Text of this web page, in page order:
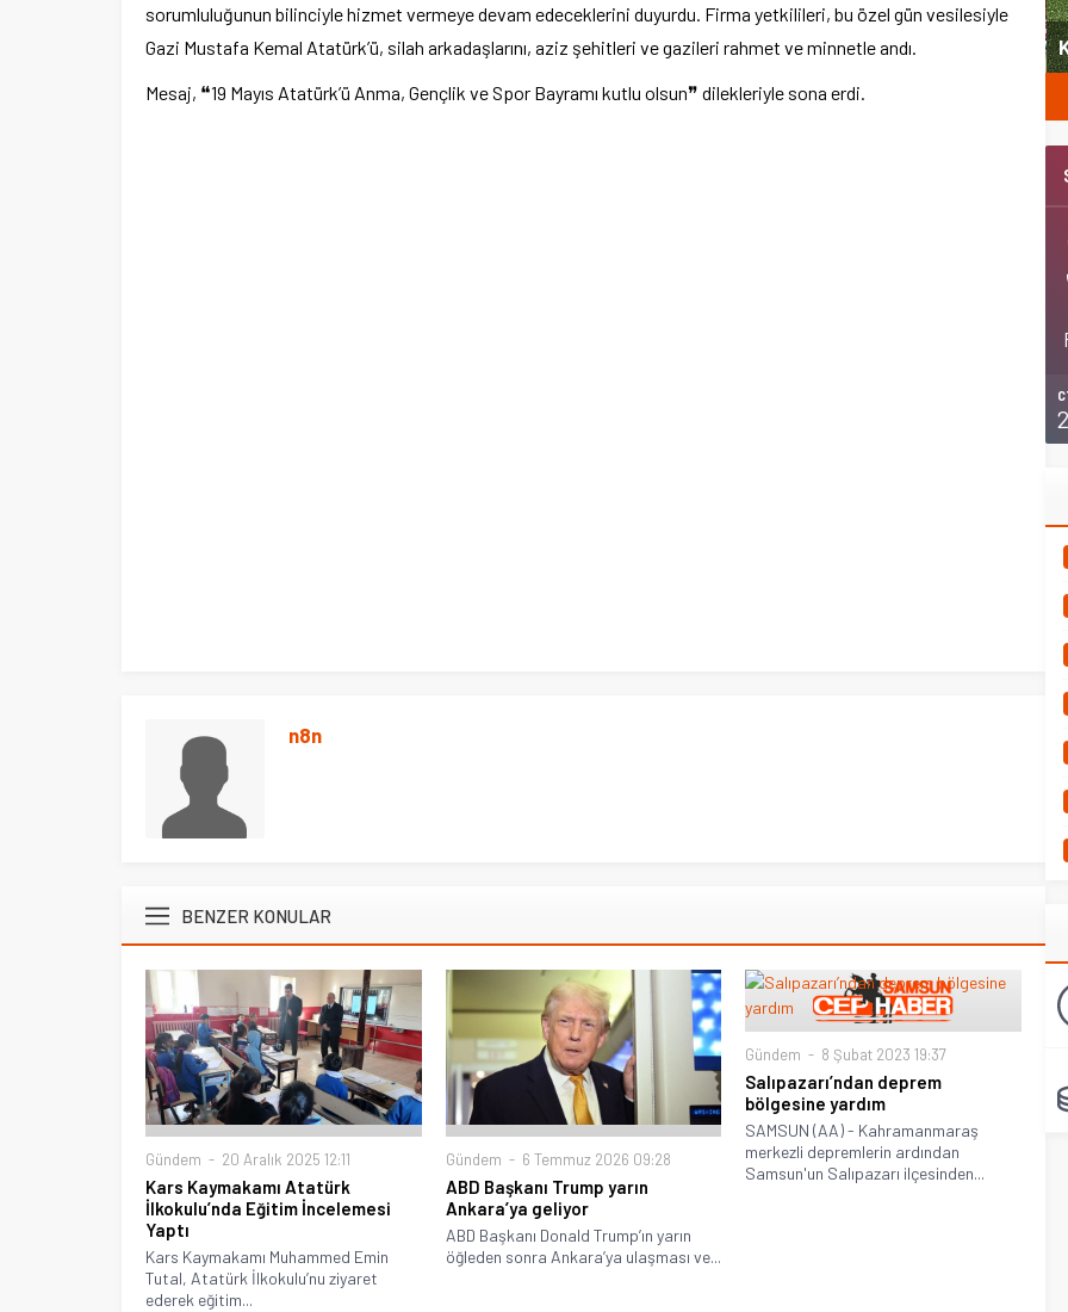
sorumluluğunun bilinciyle hizmet vermeye devam edeceklerini duyurdu. Firma yetkilileri, bu özel gün vesilesiyle
Gazi Mustafa Kemal Atatürk’ü, silah arkadaşlarını, aziz şehitleri ve gazileri rahmet ve minnetle andı.
Mesaj, ❝19 Mayıs Atatürk’ü Anma, Gençlik ve Spor Bayramı kutlu olsun❞ dilekleriyle sona erdi.
n8n
BENZER KONULAR
Gündem 20 Aralık 2025 12:11
Kars Kaymakamı Atatürk
İlkokulu’nda Eğitim İncelemesi
Yaptı
Kars Kaymakamı Muhammed Emin
Tutal, Atatürk İlkokulu’nu ziyaret
ederek eğitim...
Gündem 6 Temmuz 2026 09:28
ABD Başkanı Trump yarın
Ankara’ya geliyor
ABD Başkanı Donald Trump’ın yarın
öğleden sonra Ankara’ya ulaşması ve...
Gündem 8 Şubat 2023 19:37
Salıpazarı’ndan deprem
bölgesine yardım
SAMSUN (AA) - Kahramanmaraş
merkezli depremlerin ardından
Samsun'un Salıpazarı ilçesinden...
Ege Üniversitesi Spor Kulübüne yeni
merkez tahsis edildi
Şubat’ta spor ve heyecan var